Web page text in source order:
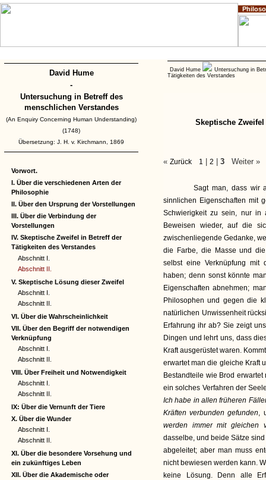
David Hume
-
Untersuchung in Betreff des
menschlichen Verstandes
(An Enquiry Concerning Human Understanding)
(1748)
Übersetzung: J. H. v. Kirchmann, 1869
Vorwort.
I. Über die verschiedenen Arten der
Philosophie
II. Über den Ursprung der Vorstellungen
III. Über die Verbindung der
Vorstellungen
IV. Skeptische Zweifel in Betreff der
Tätigkeiten des Verstandes
Abschnitt I.
Abschnitt II.
V. Skeptische Lösung dieser Zweifel
Abschnitt I.
Abschnitt II.
VI. Über die Wahrscheinlichkeit
VII. Über den Begriff der notwendigen
Verknüpfung
Abschnitt I.
Abschnitt II.
VIII. Über Freiheit und Notwendigkeit
Abschnitt I.
Abschnitt II.
IX: Über die Vernunft der Tiere
X. Über die Wunder
Abschnitt I.
Abschnitt II.
XI. Über die besondere Vorsehung und
ein zukünftiges Leben
XII. Über die Akademische oder
David Hume
Untersuchung in
Tätigkeiten des Verstandes
Skeptische
« Zurück 1 2 3 Weiter »
Sagt man, dass wir
sinnlichen Eigenschaften mit
Schwierigkeit zu sein, nur in
Beweisen wieder, auf die
zwischenliegende Gedanke,
die Farbe, die Masse und
selbst eine Verknüpfung mit
haben; denn sonst könnte
Eigenschaften abnehmen;
Philosophen und gegen die
natürlichen Unwissenheit
Erfahrung ihr ab? Sie zeigt
Dingen und lehrt uns, dass
Kraft ausgerüstet waren.
erwartet man die gleiche Kraft
Bestandteile wie Brod
ein solches Verfahren der
Ich habe in allen früheren
Kräften verbunden gefunden,
werden immer mit gleichen
dasselbe, und beide Sätze
abgeleitet; aber man muss
nicht bewiesen werden kann.
keine Lösung. Denn alle